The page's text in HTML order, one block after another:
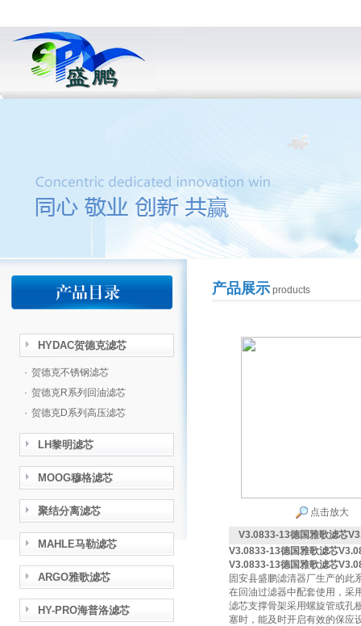
HYDAC贺德克滤芯
· 贺德克不锈钢滤芯
· 贺德克R系列回油滤芯
· 贺德克D系列高压滤芯
LH黎明滤芯
MOOG穆格滤芯
聚结分离滤芯
MAHLE马勒滤芯
ARGO雅歌滤芯
HY-PRO海普洛滤芯
产品展示products
点击放大
V3.0833-13德国雅歌滤芯
V3.0833-13德国雅歌滤芯
V3.0833-13德国雅歌滤芯
固安县盛鹏滤清器厂生产的此
在回油过滤器中配套使用，采
滤芯支撑骨架采用螺旋管或孔
塞时，能及时开启有效的保应